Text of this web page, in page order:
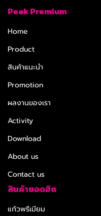
Peak Premium
Home
Product
สินค้าแนะนำ
Promotion
ผลงานของเรา
Activity
Download
About us
Contact us
สินค้ายอดฮิต
แก้วพรีเมียม